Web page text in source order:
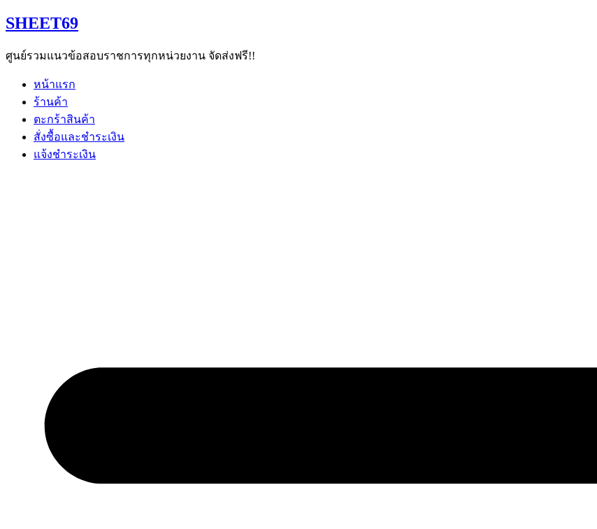
Skip
to
SHEET69
ศูนย์รวมแนวข้อสอบราชการทุกหน่วยงาน จัดส่งฟรี!!
หน้าแรก
ร้านค้า
ตะกร้าสินค้า
สั่งซื้อและชำระเงิน
แจ้งชำระเงิน